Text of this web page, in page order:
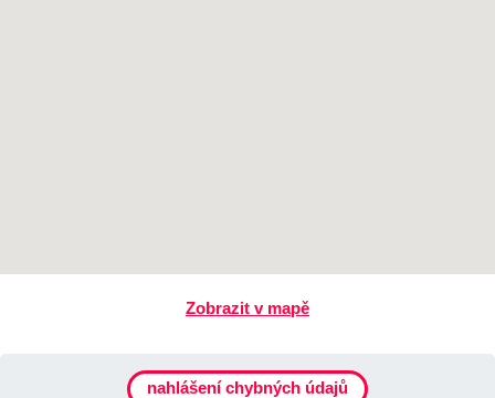
Zobrazit v mapě
nahlášení chybných údajů